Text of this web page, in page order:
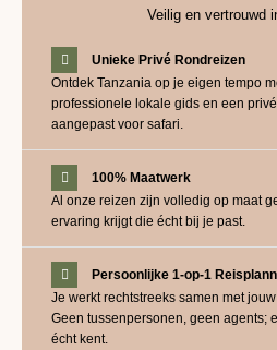
Veilig en vertrouwd
Unieke Privé Rondreizen
Ontdek Tanzania op je eigen tempo
professionele lokale gids en een
aangepast voor safari.
100% Maatwerk
Al onze reizen zijn volledig op maat
ervaring krijgt die écht bij je past.
Persoonlijke 1-op-1
Je werkt rechtstreeks samen met
Geen tussenpersonen, geen agents;
écht kent.